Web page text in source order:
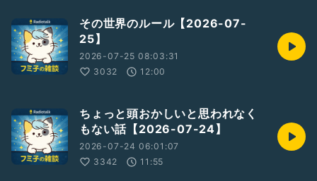
その世界のルール【2026-07-
25】
2026-07-25 08:03:31
3032
12:00
ちょっと頭おかしいと思われなく
もない話【2026-07-24】
2026-07-24 06:01:07
3342
11:55